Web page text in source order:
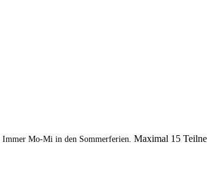
Immer Mo-Mi in den Sommerferien. Maximal 15